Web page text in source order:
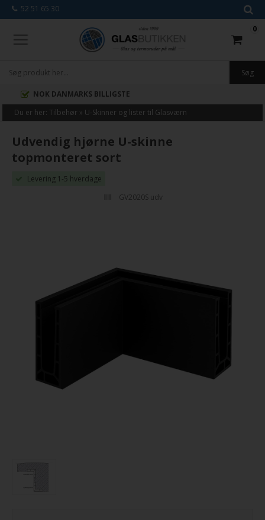
52 51 65 30
0
BÅDE TIL PRIVATE & ERHVERV
Du er her:Tilbehør » U-Skinner og lister til Glasværn
Udvendig hjørne U-skinne
topmonteret sort
Levering 1-5 hverdage
GV2020S udv